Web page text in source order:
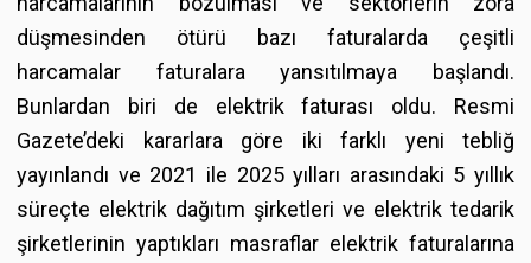
düşmesinden ötürü bazı faturalarda çeşitli
harcamalar faturalara yansıtılmaya başlandı.
Bunlardan biri de elektrik faturası oldu. Resmi
Gazete’deki kararlara göre iki farklı yeni tebliğ
yayınlandı ve 2021 ile 2025 yılları arasındaki 5 yıllık
süreçte elektrik dağıtım şirketleri ve elektrik tedarik
şirketlerinin yaptıkları masraflar elektrik faturalarına